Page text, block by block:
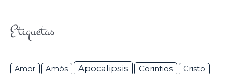
Etiquetas
Amor Amós Apocalipsis Corintios Cristo